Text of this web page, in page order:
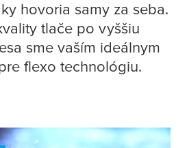
hovoria samy za seba.
tlače po vyššiu
sme vaším ideálnym
flexo technológiu.